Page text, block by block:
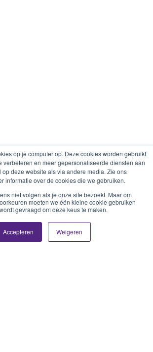
op je computer op. Deze cookies worden gebruikt
verbeteren en meer gepersonaliseerde diensten aan
deze website als via andere media. Zie ons
informatie over de cookies die we gebruiken.
niet volgen als je onze site bezoekt. Maar om
moeten we één kleine cookie gebruiken
gevraagd om deze keus te maken.
Accepteren Weigeren